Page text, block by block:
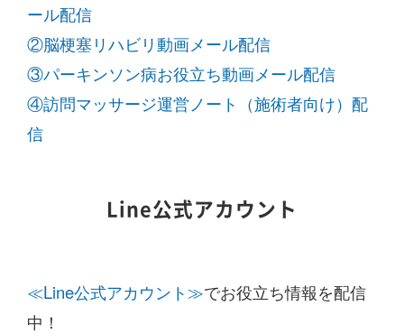
ール配信
②脳梗塞リハビリ動画メール配信
③パーキンソン病お役立ち動画メール配信
④訪問マッサージ運営ノート（施術者向け）配
信
Line公式アカウント
≪Line公式アカウント≫でお役立ち情報を配信
中！